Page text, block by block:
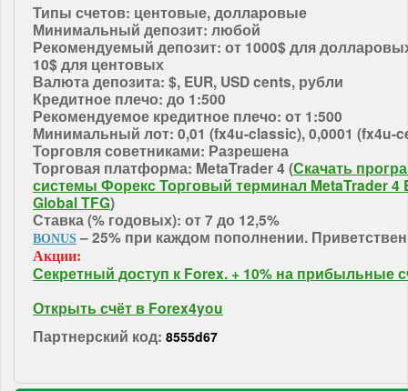
Типы счетов: центовые, долларовые
Минимальный депозит: любой
Рекомендуемый депозит: от 1000$ для
10$ для центовых
Валюта депозита: $, EUR, USD cents, рубли
Кредитное плечо: до 1:500
Рекомендуемое кредитное плечо: от 1:500
Минимальный лот: 0,01 (fx4u-classic), 0,0001 (fx4u-
Торговля советниками: Разрешена
Торговая платформа: MetaTrader 4 (Скачать
системы Форекс Торговый терминал MetaTrader 4
Global TFG)
Ставка (% годовых): от 7 до 12,5%
BONUS – 25% при каждом пополнении.
Акции:
Секретный доступ к Forex. + 10% на прибыльные
Открыть счёт в Forex4you
Партнерский код: 8555d67